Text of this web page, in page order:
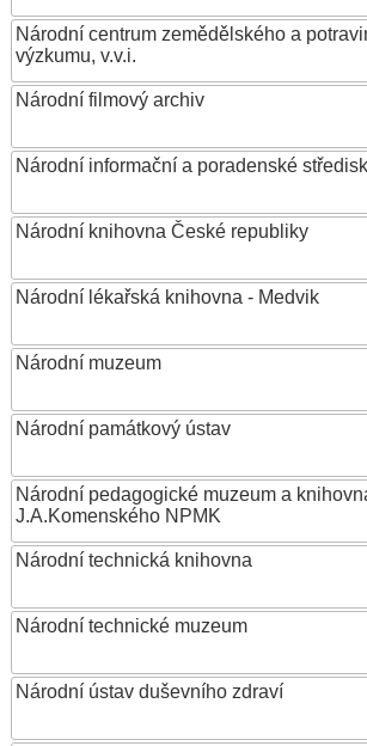
Národní centrum zemědělského a
výzkumu, v.v.i.
Národní filmový archiv
Národní informační a poradenské
Národní knihovna České republiky
Národní lékařská knihovna - Medvik
Národní muzeum
Národní památkový ústav
Národní pedagogické muzeum a
J.A.Komenského NPMK
Národní technická knihovna
Národní technické muzeum
Národní ústav duševního zdraví